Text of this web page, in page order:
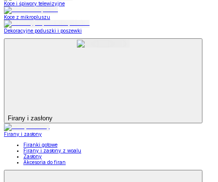
Koce i śpiwory telewizyjne
Koce z mikropluszu
Dekoracyjne poduszki i poszewki
Firany i zasłony
Firany i zasłony
Firanki gotowe
Firany i zasłony z woalu
Zasłony
Akcesoria do firan